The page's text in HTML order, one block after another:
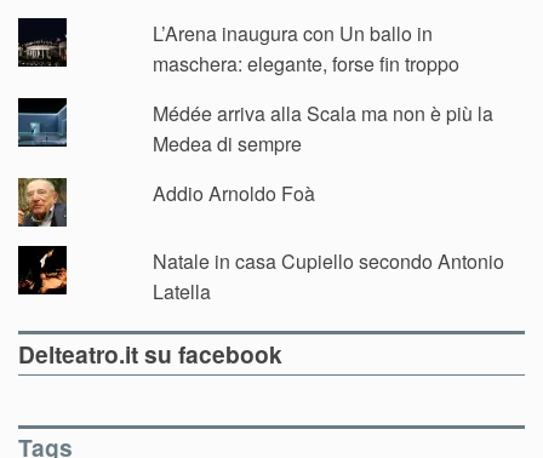
L’Arena inaugura con Un ballo in
maschera: elegante, forse fin troppo
Médée arriva alla Scala ma non è più la
Medea di sempre
Addio Arnoldo Foà
Natale in casa Cupiello secondo Antonio
Latella
Delteatro.it su facebook
Tags